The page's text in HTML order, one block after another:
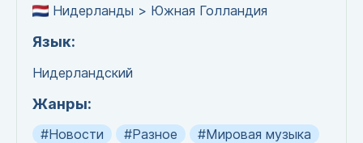
Нидерланды > Южная Голландия
Язык:
Нидерландский
Жанры:
#Новости #Разное #Мировая музыка